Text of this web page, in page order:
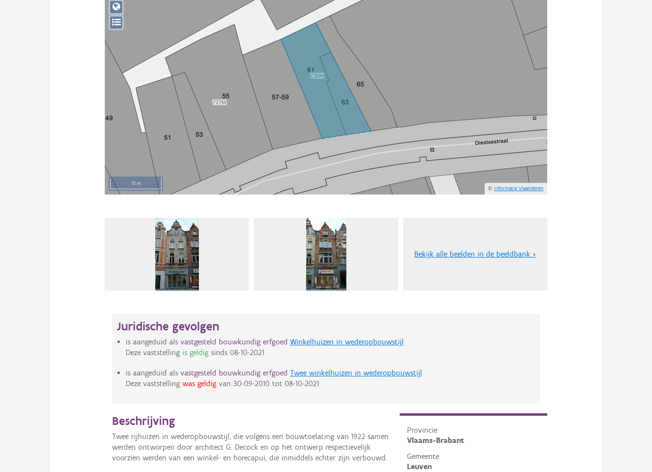
10 m
©Informatie Vlaanderen
Bekijk alle beelden in de beeldbank >
Juridische gevolgen
is aangeduid als vastgesteld bouwkundig erfgoed Winkelhuizen in wederopbouwstijl
Deze vaststelling is geldigsinds 08-10-2021
is aangeduid als vastgesteld bouwkundig erfgoed Twee winkelhuizen in wederopbouwstijl
Deze vaststelling was geldigvan 30-09-2010 tot 08-10-2021
Provincie
Vlaams-Brabant
Gemeente
Leuven
Beschrijving
Twee rijhuizen in wederopbouwstijl, die volgens een bouwtoelating van 1922 samen
werden ontworpen door architect G. Decock en op het ontwerp respectievelijk
voorzien werden van een winkel- en horecapui, die inmiddels echter zijn verbouwd.